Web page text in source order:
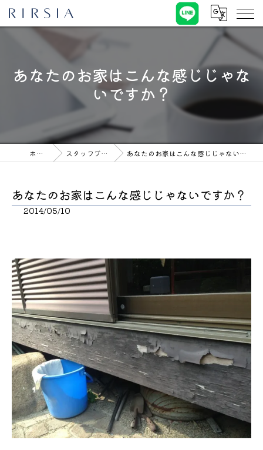
あなたのお家はこんな感じじゃな
いですか？
ホーム スタッフブログ あなたのお家はこんな感じじゃないですか？
あなたのお家はこんな感じじゃないですか？
2014/05/10